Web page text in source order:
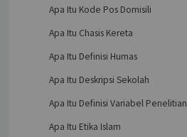
Apa Itu Kode Pos Domisili
Apa Itu Chasis Kereta
Apa Itu Definisi Humas
Apa Itu Deskripsi Sekolah
Apa Itu Definisi Variabel Penelitian
Apa Itu Etika Islam